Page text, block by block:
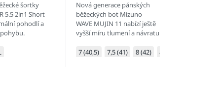
šortky
5.5 2in1 Short
pohodlí a
Nová generace pánských
běžeckých bot Mizuno
WAVE MUJIN 11 nabízí ještě
vyšší míru tlumení a návratu
materiálu MIZUNO ENERZY
7 (40,5) 7,5 (41) 8 (42) 8,5 (42,5)